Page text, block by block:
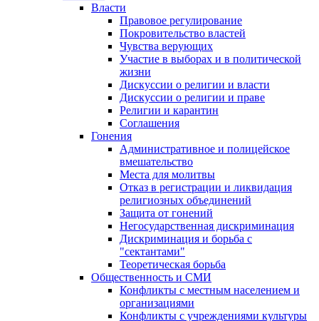
Власти
Правовое регулирование
Покровительство властей
Чувства верующих
Участие в выборах и в политической
жизни
Дискуссии о религии и власти
Дискуссии о религии и праве
Религии и карантин
Соглашения
Гонения
Административное и полицейское
вмешательство
Места для молитвы
Отказ в регистрации и ликвидация
религиозных объединений
Защита от гонений
Негосударственная дискриминация
Дискриминация и борьба с
"сектантами"
Теоретическая борьба
Общественность и СМИ
Конфликты с местным населением и
организациями
Конфликты с учреждениями культуры